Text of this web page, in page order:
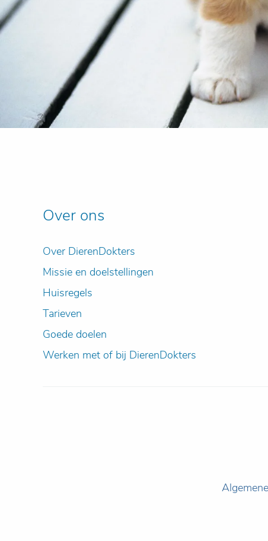
Over ons
Over DierenDokters
Missie en doelstellingen
Huisregels
Tarieven
Goede doelen
Werken met of bij DierenDokters